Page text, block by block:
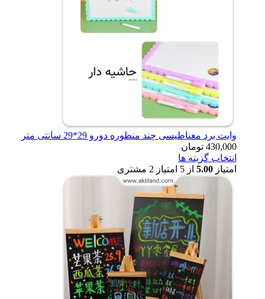
وایت برد مغناطیسی چند منظوره دورو 29*29 سانتی متر
430,000 تومان
انتخاب گزینه ها
امتیاز 5.00 از 5 امتیاز 2 مشتری